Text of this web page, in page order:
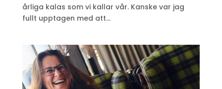
årliga kalas som vi kallar vår. Kanske var jag
fullt upptagen med att...